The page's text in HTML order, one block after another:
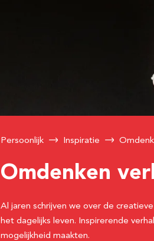
Persoonlijk Inspiratie
Omdenken
Al jaren schrijven we over de
het dagelijks leven. Inspirerende
mogelijkheid maakten.